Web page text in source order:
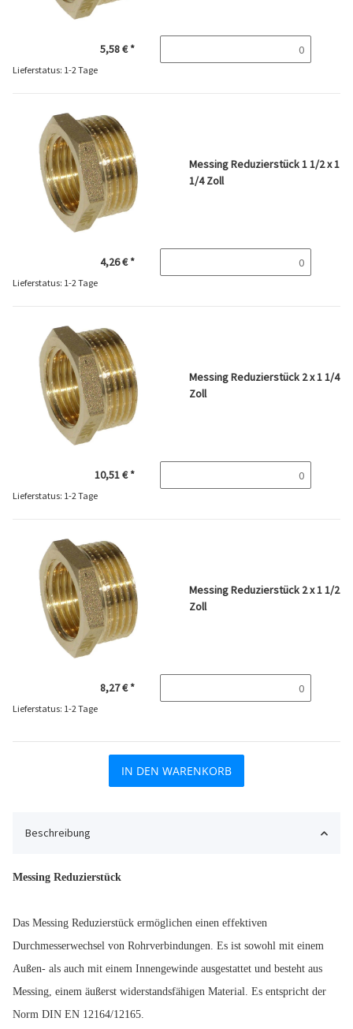
5,58 €*
Lieferstatus: 1-2 Tage
Messing Reduzierstück 1 1/2 x 1
1/4 Zoll
4,26 €*
Lieferstatus: 1-2 Tage
Messing Reduzierstück 2 x 1 1/4
Zoll
10,51 €*
Lieferstatus: 1-2 Tage
Messing Reduzierstück 2 x 1 1/2
Zoll
8,27 €*
Lieferstatus: 1-2 Tage
IN DEN WARENKORB
Beschreibung
Messing Reduzierstück
Das Messing Reduzierstück ermöglichen einen effektiven
Durchmesserwechsel von Rohrverbindungen. Es ist sowohl mit einem
Außen- als auch mit einem Innengewinde ausgestattet und besteht aus
Messing, einem äußerst widerstandsfähigen Material. Es entspricht der
Norm DIN EN 12164/12165.